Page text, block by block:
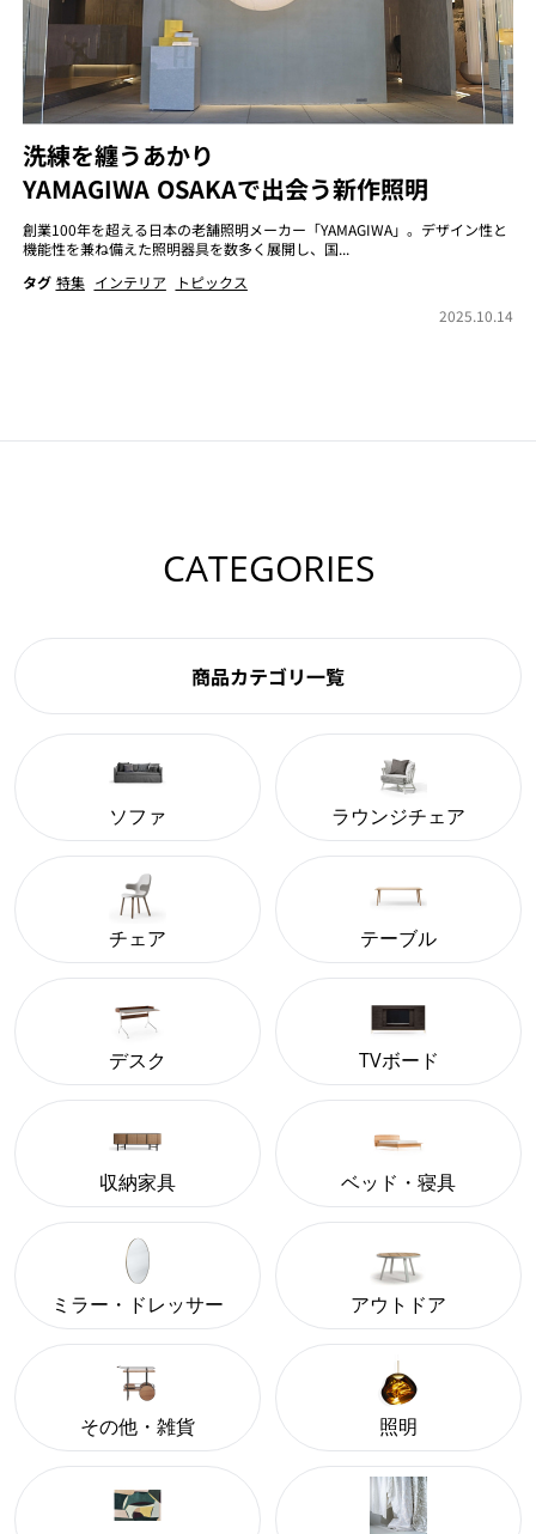
洗練を纏うあかり
YAMAGIWA OSAKAで出会う新作照明
創業100年を超える日本の老舗照明メーカー「YAMAGIWA」。デザイン性と
機能性を兼ね備えた照明器具を数多く展開し、国...
タグ 特集 インテリア
トピックス
2025.10.14
CATEGORIES
商品カテゴリ一覧
ソファ ラウンジチェア
チェア テーブル
デスク TVボード
収納家具 ベッド・寝具
ミラー・ドレッサー アウトドア
その他・雑貨 照明